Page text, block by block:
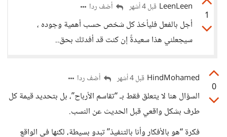
1
LeenLeen قبل 4 أشهر أضف ردا
أجل بالفعل فليأخذ كل شخص حسب أهمية وجوده ،
سيجعلني هذا سعيدةً إن كنت قد أفدتك بحق..
0
HindMohamed قبل 4 أشهر أضف ردا
السؤال هنا لا يتعلق فقط بـ “تقاسم الأرباح”، بل بتحديد قيمة كل
طرف بشكل واقعي قبل الحديث عن النسب.
فكرة “هو بالأفكار وأنا بالتنفيذ” تبدو بسيطة، لكنها في الواقع